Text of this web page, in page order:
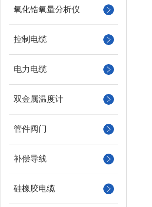
氧化锆氧量分析仪
控制电缆
电力电缆
双金属温度计
管件阀门
补偿导线
硅橡胶电缆